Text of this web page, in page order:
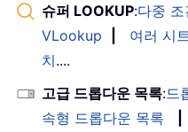
슈퍼 LOOKUP:다중
VLookup
여러 시
치....
고급 드롭다운 목록:드
속형 드롭다운 목록